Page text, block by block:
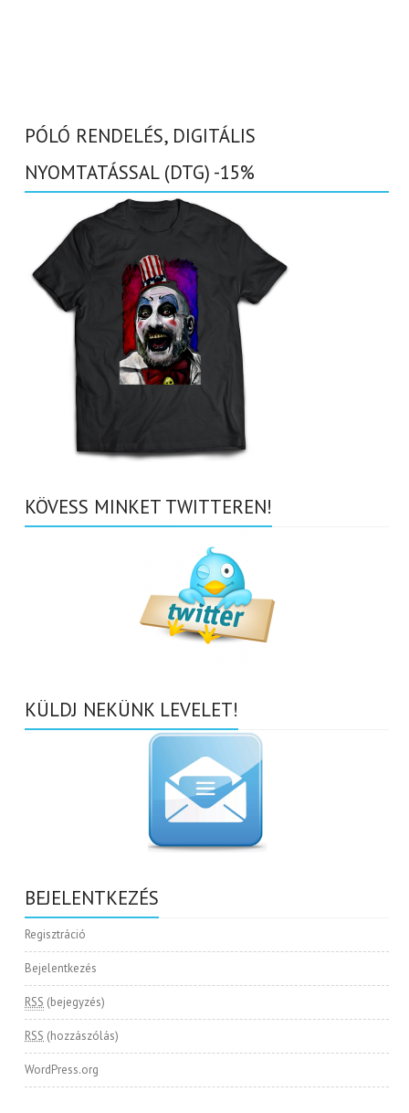
PÓLÓ RENDELÉS, DIGITÁLIS
NYOMTATÁSSAL (DTG) -15%
KÖVESS MINKET TWITTEREN!
KÜLDJ NEKÜNK LEVELET!
BEJELENTKEZÉS
Regisztráció
Bejelentkezés
RSS (bejegyzés)
RSS (hozzászólás)
WordPress.org